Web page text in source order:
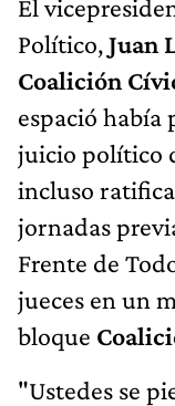
El
Político,Juan
Coalición
espació había
juicio político
incluso
jornadas
Frente de
jueces en un
bloque
"Ustedes se